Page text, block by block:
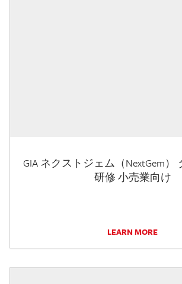
GIA ネクストジェム（NextGem）
研修 小売業向け
LEARN MORE